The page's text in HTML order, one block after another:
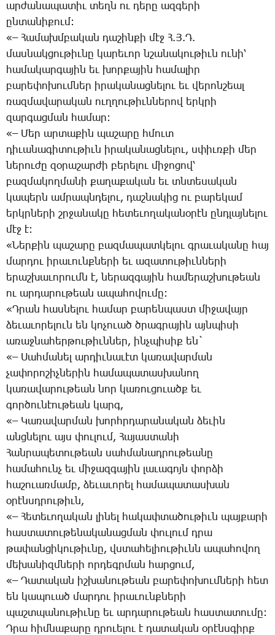
ար­ժա­նա­պա­տիւ տեղն ու դե­րը ազ­գե­րի
ըն­տա­նի­քում:
«– ­Հա­մախմ­բա­կան դա­շին­քի մէջ Հ.Յ.Դ.
մաս­նակ­ցու­թիւ­նը կա­րե­ւոր նշա­նա­կու­թիւն ու­նի՝
հա­մա­կար­գա­յին եւ խոր­քա­յին հա­մա­լիր
բա­րե­փո­խում­ներ ի­րա­կա­նաց­նե­լու եւ վե­րոն­շեալ
ռազ­մա­վա­րա­կան ուղ­ղու­թիւն­նե­րով երկ­րի
զար­գաց­ման հա­մար:
«– ­Մեր ար­տա­քին պա­շա­րը հմուտ
դի­ւա­նա­գի­տու­թիւն ի­րա­կա­նաց­նե­լու, սփիւռ­քի մեր
նե­րու­ժը զօ­րա­շար­ժի բե­րե­լու մի­ջո­ցով՝
բազ­մա­կող­մա­նի քա­ղա­քա­կան եւ տնտե­սա­կան
կա­պերն ամ­րապն­դե­լու, դաշ­նա­կից ու բա­րե­կամ
երկր­նե­րի շրջա­նա­կը հե­տե­ւո­ղա­կա­նօ­րէն ընդ­լայ­նե­լու
մէջ է:
«­Ներ­քին պա­շա­րը բազ­մա­պատ­կե­լու գրա­ւա­կա­նը հայ
մար­դու ի­րա­ւունք­նե­րի եւ ա­զա­տու­թիւն­նե­րի
ե­րաշ­խա­ւո­րումն է, նե­րազ­գա­յին հա­մե­րաշ­խու­թեան
ու ար­դա­րու­թեան ա­պա­հո­վու­մը:
«Դ­րան հաս­նե­լու հա­մար բա­րեն­պաստ մի­ջա­վայր
ձե­ւա­ւո­րե­լուն են կո­չո­ւած ծրագ­րա­յին այն­պի­սի
ա­ռաջ­նա­հեր­թու­թիւն­ներ, ինչ­պի­սիք են`
«– ­Սահ­մա­նել ար­դիւ­նա­ւէտ կա­ռա­վար­ման
չա­փո­րո­շիչ­նե­րին հա­մա­պա­տաս­խա­նող
կա­ռա­վա­րու­թեան նոր կա­ռու­ցո­ւածք եւ
գոր­ծու­նէու­թեան կարգ,
«– ­Կա­ռա­վար­ման խորհր­դա­րա­նա­կան ձե­ւին
անց­նե­լու այս փու­լում, ­Հա­յաս­տա­նի
­Հան­րա­պե­տու­թեան սահ­մա­նադ­րու­թեա­նը
հա­մա­հունչ եւ մի­ջազ­գա­յին լա­ւա­գոյն փոր­ձի
հա­շո­ւառ­մամբ, ձե­ւա­ւո­րել հա­մա­պա­տաս­խան
օ­րէնսդ­րու­թիւն,
«– ­Հե­տե­ւո­ղա­կան լի­նել հա­կափ­տա­ծու­թիւն պայ­քա­րի
հաս­տա­տու­թե­նա­կա­նաց­ման փու­լում դրա
թա­փան­ցի­կու­թիւ­նը, վստա­հե­լիու­թիւնն ա­պա­հո­վող
մե­խա­նիզմ­նե­րի որ­դեգր­ման հար­ցում,
«– ­Դա­տա­կան իշ­խա­նու­թեան բա­րե­փո­խում­նե­րի հետ
են կա­պո­ւած մար­դու ի­րա­ւունք­նե­րի
պաշտ­պա­նու­թիւ­նը եւ ար­դա­րու­թեան հաս­տա­տու­մը:
Դ­րա հիմ­նա­քա­րը դրո­ւե­լու է դա­տա­կան օ­րէնս­գիրք